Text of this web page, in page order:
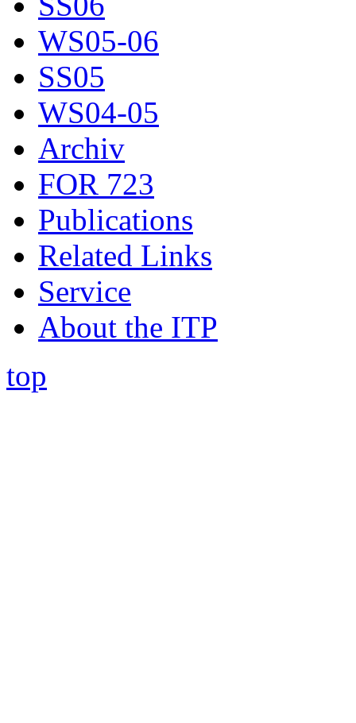
WS05-06
SS05
WS04-05
Archiv
FOR 723
Publications
Related Links
Service
About the ITP
top